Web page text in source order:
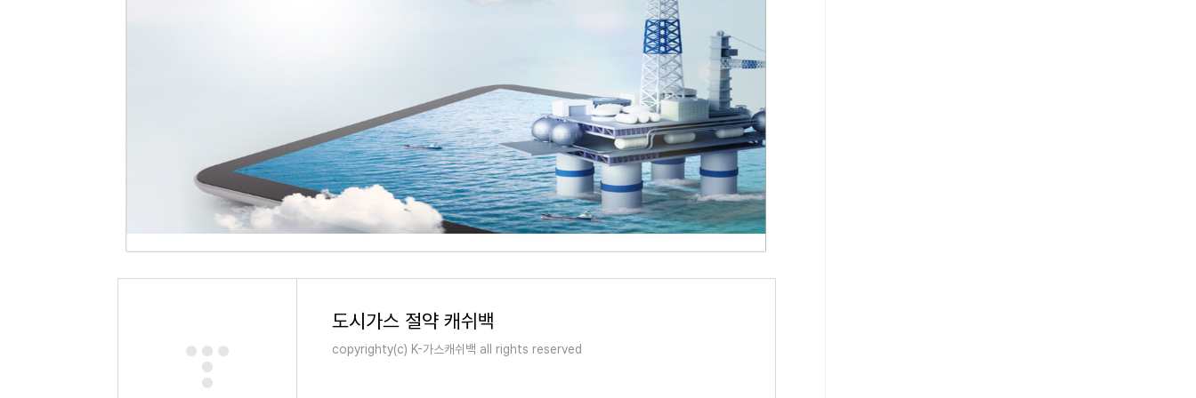
도시가스 절약 캐쉬백
copyrighty(c) K-가스캐쉬백 all rights reserved